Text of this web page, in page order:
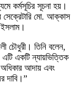
কর্মসূচির সূচনা হয়।
সেক্রেটারি মো. আক্কাস
চৌধুরী। তিনি বলেন,
এটি একটি ন্যায়ভিত্তিক
আদায় এবং
দাবি।”